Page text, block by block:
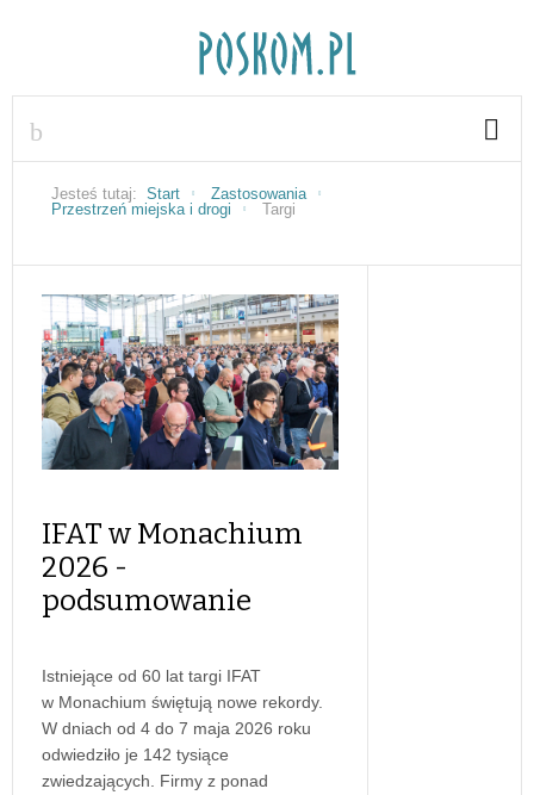
Jesteś tutaj: Start
Zastosowania
Przestrzeń miejska i drogi
Targi
IFAT w Monachium
2026 -
podsumowanie
Istniejące od 60 lat targi IFAT
w Monachium świętują nowe rekordy.
W dniach od 4 do 7 maja 2026 roku
odwiedziło je 142 tysiące
zwiedzających. Firmy z ponad